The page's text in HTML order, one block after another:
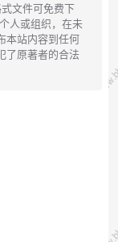
文件可免费下
人或组织，在未
本站内容到任何
了原著者的合法